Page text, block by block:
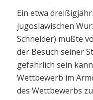
Ein etwa
jugoslawischen
Schneider) mußte
der Besuch seiner
gefährlich sein
Wettbewerb im
des Wettbewerbs